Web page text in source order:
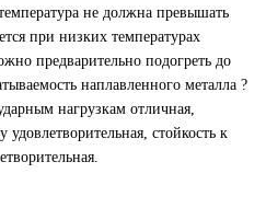
не должна превышать
при низких температурах
предварительно подогреть до
наплавленного металла ?
нагрузкам отличная,
удовлетворительная, стойкость к